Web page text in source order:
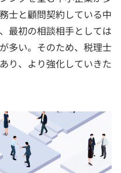
士と顧問契約している中
最初の相談相手としては
多い。そのため、税理士
り、より強化していきた